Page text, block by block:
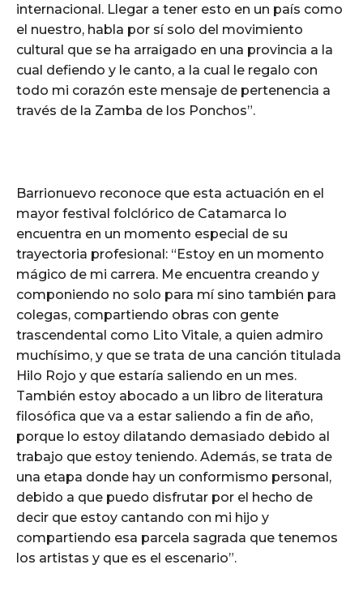
internacional. Llegar a tener esto en un país como
el nuestro, habla por sí solo del movimiento
cultural que se ha arraigado en una provincia a la
cual defiendo y le canto, a la cual le regalo con
todo mi corazón este mensaje de pertenencia a
través de la Zamba de los Ponchos”.
Barrionuevo reconoce que esta actuación en el
mayor festival folclórico de Catamarca lo
encuentra en un momento especial de su
trayectoria profesional: “Estoy en un momento
mágico de mi carrera. Me encuentra creando y
componiendo no solo para mí sino también para
colegas, compartiendo obras con gente
trascendental como Lito Vitale, a quien admiro
muchísimo, y que se trata de una canción titulada
Hilo Rojo y que estaría saliendo en un mes.
También estoy abocado a un libro de literatura
filosófica que va a estar saliendo a fin de año,
porque lo estoy dilatando demasiado debido al
trabajo que estoy teniendo. Además, se trata de
una etapa donde hay un conformismo personal,
debido a que puedo disfrutar por el hecho de
decir que estoy cantando con mi hijo y
compartiendo esa parcela sagrada que tenemos
los artistas y que es el escenario”.